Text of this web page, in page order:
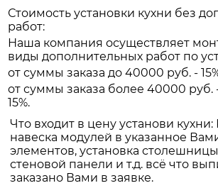
Стоимость установки кухни без
работ:
Наша компания осуществляет
виды дополнительных работ по
от суммы заказа до 40000 руб. -
от суммы заказа более 40000 руб.
15%.
Что входит в цену установи кухни:
навеска модулей в указанное
элементов, установка
стеновой панели и т.д. всё что
заказано Вами в заявке.